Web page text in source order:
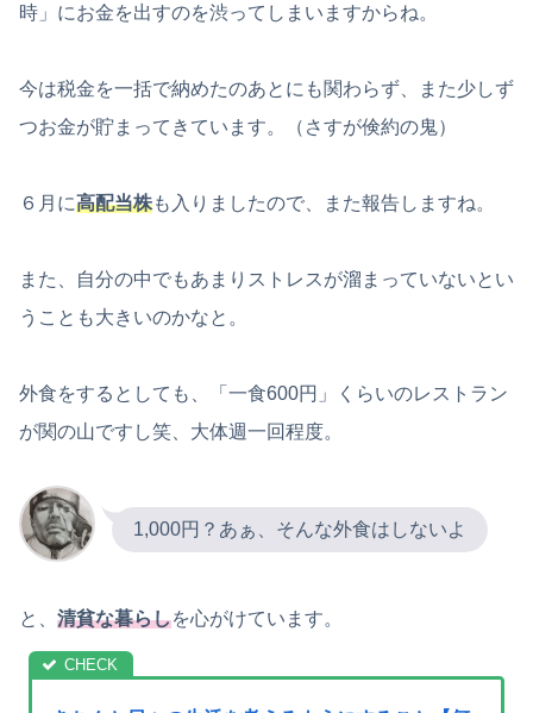
時」にお金を出すのを渋ってしまいますからね。
今は税金を一括で納めたのあとにも関わらず、また少しず
つお金が貯まってきています。（さすが倹約の鬼）
６月に高配当株も入りましたので、また報告しますね。
また、自分の中でもあまりストレスが溜まっていないとい
うことも大きいのかなと。
外食をするとしても、「一食600円」くらいのレストラン
が関の山ですし笑、大体週一回程度。
1,000円？あぁ、そんな外食はしないよ
と、 清貧な暮らしを心がけています。